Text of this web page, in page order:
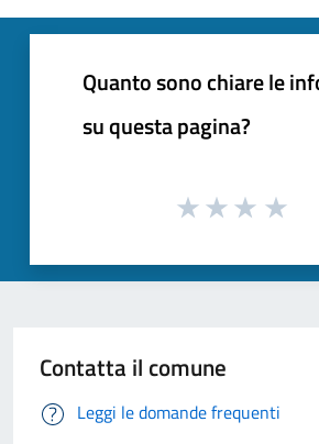
Quanto sono chiare le
su questa pagina?
Contatta il comune
Leggi le domande frequenti